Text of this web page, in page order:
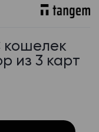
кошелек
из 3 карт